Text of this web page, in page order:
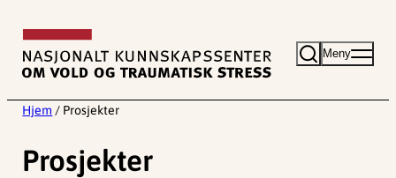
innhold
Meny
Hjem / Prosjekter
Prosjekter